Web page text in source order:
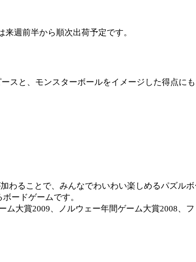
週前半から順次出荷予定です。
スと、モンスターボールをイメージした得点にも
わることで、みんなでわいわい楽しめるパズル
ードゲームです。
大賞2009、ノルウェー年間ゲーム大賞2008、